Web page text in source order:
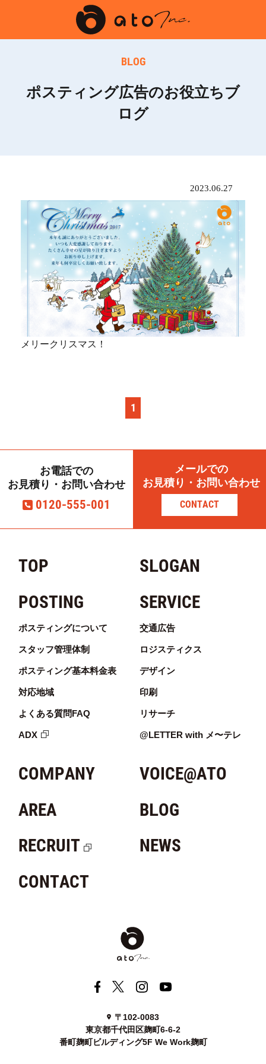
BLOG
ポスティング広告のお役立ちブ
ログ
2023.06.27
メリークリスマス！
1
お電話での
お見積り・お問い合わせ
0120-555-001
メールでの
お見積り・お問い合わせ
CONTACT
TOP
SLOGAN
POSTING
ポスティングについて
スタッフ管理体制
ポスティング基本料金表
対応地域
よくある質問FAQ
ADX
SERVICE
交通広告
ロジスティクス
デザイン
印刷
リサーチ
@LETTER with メ〜テレ
COMPANY
AREA
RECRUIT
VOICE@ATO
BLOG
NEWS
CONTACT
〒102-0083
東京都千代田区麹町6-6-2
番町麹町ビルディング5F We Work麹町